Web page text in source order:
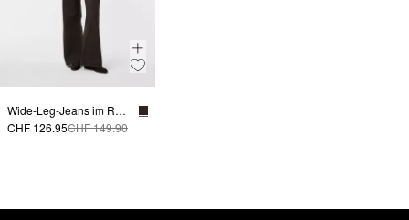
Wide-Leg-Jeans im Relaxed Fit
CHF 126.95CHF 149.90